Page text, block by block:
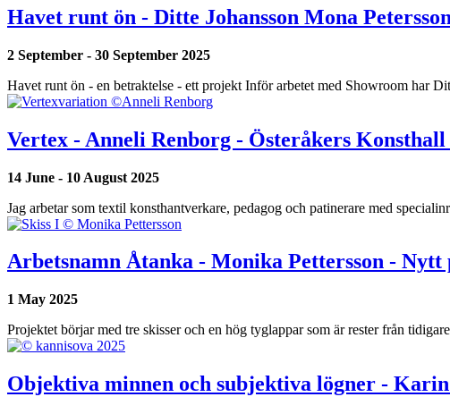
Havet runt ön - Ditte Johansson Mona
2 September - 30 September 2025
Havet runt ön - en betraktelse - ett projekt Inför arbetet med Showroom har
Vertex - Anneli Renborg - Österåkers Konsthall
14 June - 10 August 2025
Jag arbetar som textil konsthantverkare, pedagog och patinerare med
Arbetsnamn Åtanka - Monika Pettersson -
1 May 2025
Projektet börjar med tre skisser och en hög tyglappar som är rester från
Objektiva minnen och subjektiva lögner -